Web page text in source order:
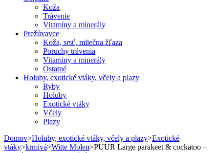
Koža
Trávenie
Vitamíny a minerály
Prežúvavce
Koža, srsť, mliečna žľaza
Poruchy trávenia
Vitamíny a minerály
Ostatné
Holuby, exotické vtáky, včely a plazy
Ryby
Holuby
Exotické vtáky
Včely
Plazy
Domov>Holuby, exotické vtáky, včely a plazy>Exotické
vtáky>krmivá>Witte Molen>PUUR Large parakeet & cockatoo –